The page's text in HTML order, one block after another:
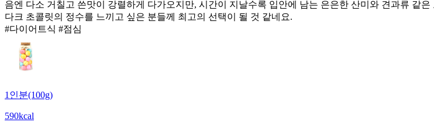
음엔 다소 거칠고 쓴맛이 강렬하게 다가오지만, 시간이 지날수록 입안에 남는 은은한 산미와 견과류 같
다크 초콜릿의 정수를 느끼고 싶은 분들께 최고의 선택이 될 것 같네요.
#다이어트식 #점심
1인분(100g)
590kcal